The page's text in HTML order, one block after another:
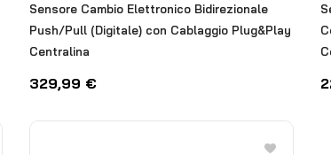
Sensore Cambio Elettronico Bidirezionale
Push/Pull (Digitale) con Cablaggio Plug&Play
Centralina
329,99 €